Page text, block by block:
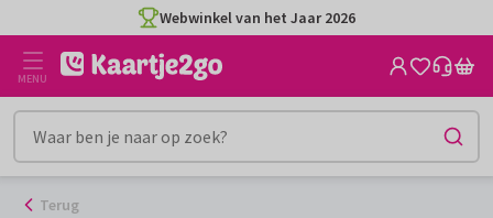
naar
inhoud
Webwinkel van het Jaar 2026
MENU
Terug